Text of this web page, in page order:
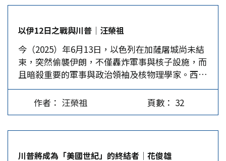
主、和平、繁榮、均衡台灣等議題要講，卻藉颱風
過境停頓了。 專業是公共衛生、醫學的賴清德，
對於政治、歷史相對不熟，加上意識形態的糾葛，
系列講話內容屢屢出錯，所以在野陣營戲稱，賴若
繼續講下去，恐怕是幫「反罷免」添柴加火，而執
政陣營反而希望他少講少錯。…
與認知作戰圈套，受其銳實力影響，甚至成為中共
的「在地協力者」而不自知。 館長現象反映出，
台灣社會在兩岸關係、統獨選擇、國家認同、公共
論壇媒體與輿論操作等議題的複雜性與分歧性。許
多台灣民眾希望兩岸維持現狀、避免戰爭，此種集
體社會的心理反應，不應被解讀為迎合大陸統戰；
而更多是對兩岸日增敵意的集體憂慮，以及一種反
戰情緒宣洩。 館長自認為務實派，其政治立場的
化，越來越極化，不僅損及政黨政治、族群和諧及
以伊12日之戰與川普│汪榮祖
今（2025）年6月13日，以色列在加薩屠城尚未結
束，突然偷襲伊朗，不僅轟炸軍事與核子設施，而
且暗殺重要的軍事與政治領袖及核物理學家。西方
媒體照樣不譴責以色列違反國際法，入侵主權國家
伊朗，更把猶太國的情報機構說得神乎其技，伊朗
不堪一擊，大敗虧輸。其實，此戰以色列踢到鐵
時12天的戰爭。 以伊交惡背景 伊朗於1979年爆發
作者： 汪榮祖 頁數： 32
川普將成為「美國世紀」的終結者│花俊雄